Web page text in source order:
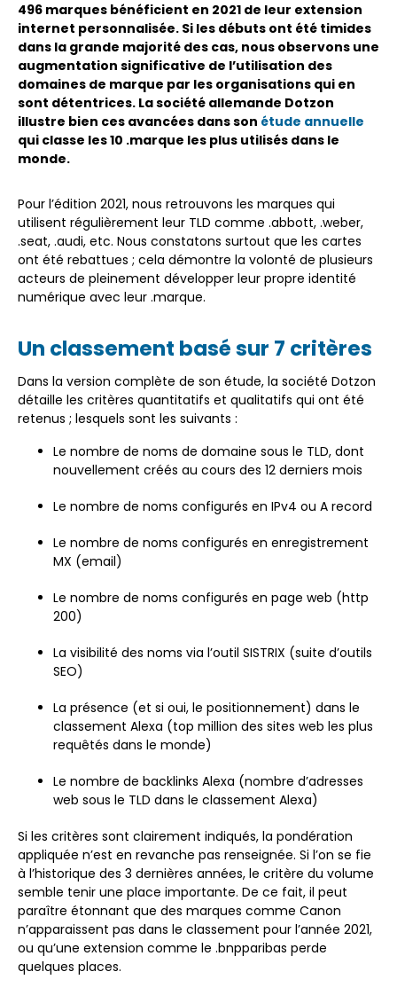
496 marques bénéficient en 2021 de leur extension
internet personnalisée. Si les débuts ont été timides
dans la grande majorité des cas, nous observons une
augmentation significative de l’utilisation des
domaines de marque par les organisations qui en
sont détentrices. La société allemande Dotzon
illustre bien ces avancées dans son étude annuelle
qui classe les 10 .marque les plus utilisés dans le
monde.
Pour l’édition 2021, nous retrouvons les marques qui
utilisent régulièrement leur TLD comme .abbott, .weber,
.seat, .audi, etc. Nous constatons surtout que les cartes
ont été rebattues ; cela démontre la volonté de plusieurs
acteurs de pleinement développer leur propre identité
numérique avec leur .marque.
Un classement basé sur 7 critères
Dans la version complète de son étude, la société Dotzon
détaille les critères quantitatifs et qualitatifs qui ont été
retenus ; lesquels sont les suivants :
Le nombre de noms de domaine sous le TLD, dont
nouvellement créés au cours des 12 derniers mois
Le nombre de noms configurés en IPv4 ou A record
Le nombre de noms configurés en enregistrement
MX (email)
Le nombre de noms configurés en page web (http
200)
La visibilité des noms via l’outil SISTRIX (suite d’outils
SEO)
La présence (et si oui, le positionnement) dans le
classement Alexa (top million des sites web les plus
requêtés dans le monde)
Le nombre de backlinks Alexa (nombre d’adresses
web sous le TLD dans le classement Alexa)
Si les critères sont clairement indiqués, la pondération
appliquée n’est en revanche pas renseignée. Si l’on se fie
à l’historique des 3 dernières années, le critère du volume
semble tenir une place importante. De ce fait, il peut
paraître étonnant que des marques comme Canon
n’apparaissent pas dans le classement pour l’année 2021,
ou qu’une extension comme le .bnpparibas perde
quelques places.